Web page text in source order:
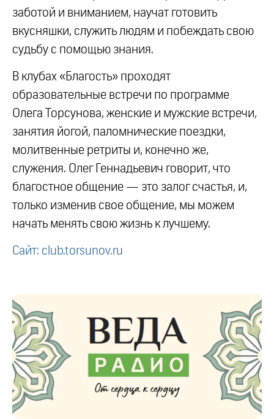
заботой и вниманием, научат готовить
вкусняшки, служить людям и побеждать свою
судьбу с помощью знания.
В клубах «Благость» проходят
образовательные встречи по программе
Олега Торсунова, женские и мужские встречи,
занятия йогой, паломнические поездки,
молитвенные ретриты и, конечно же,
служения. Олег Геннадьевич говорит, что
благостное общение — это залог счастья, и,
только изменив свое общение, мы можем
начать менять свою жизнь к лучшему.
Сайт: club.torsunov.ru